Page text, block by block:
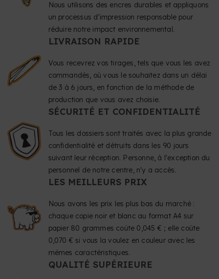
Nous utilisons des encres durables et appliquons
un processus d’impression responsable pour
réduire notre impact environnemental.
LIVRAISON RAPIDE
Vous recevrez vos tirages, tels que vous les avez
commandés, où vous le souhaitez dans un délai
de 3 à 6 jours, en fonction de la méthode de
production que vous avez choisie.
SÉCURITÉ ET CONFIDENTIALITÉ
Tous les dossiers sont traités avec la plus grande
confidentialité et détruits dans les 90 jours
suivant leur réception. Personne, à l'exception du
personnel de notre centre, n'y a accès.
LES MEILLEURS PRIX
Nous avons les prix les plus bas du marché :
chaque copie noir et blanc au format A4 sur
papier 80 grammes coûte 0,045 € ; elle coûte
0,070 € si vous la voulez en couleur avec les
mêmes caractéristiques.
QUALITÉ SUPÉRIEURE